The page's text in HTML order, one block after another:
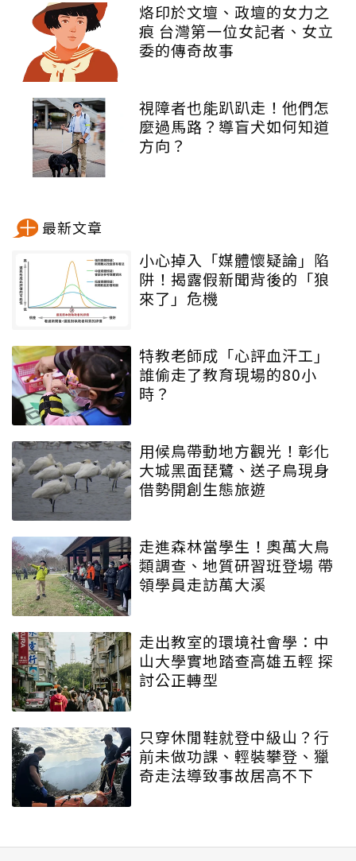
烙印於文壇、政壇的女力之
痕 台灣第一位女記者、女立
委的傳奇故事
視障者也能趴趴走！他們怎
麼過馬路？導盲犬如何知道
方向？
最新文章
小心掉入「媒體懷疑論」陷
阱！揭露假新聞背後的「狼
來了」危機
特教老師成「心評血汗工」
誰偷走了教育現場的80小
時？
用候鳥帶動地方觀光！彰化
大城黑面琵鷺、送子鳥現身
借勢開創生態旅遊
走進森林當學生！奧萬大鳥
類調查、地質研習班登場 帶
領學員走訪萬大溪
走出教室的環境社會學：中
山大學實地踏查高雄五輕 探
討公正轉型
只穿休閒鞋就登中級山？行
前未做功課、輕裝攀登、獵
奇走法導致事故居高不下